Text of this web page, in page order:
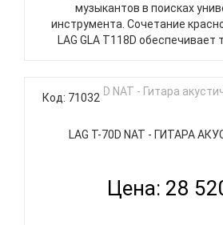
музыкантов в поисках
инструмента. Сочетание
LAG GLA T118D обеспечивает
Код: 71032
LAG T-70D NAT - ГИТАРА
Цена: 28